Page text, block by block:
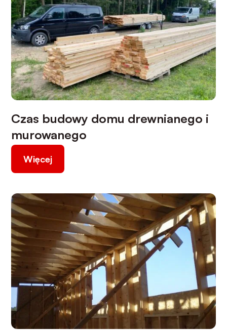
Czas budowy domu drewnianego i
murowanego
Więcej